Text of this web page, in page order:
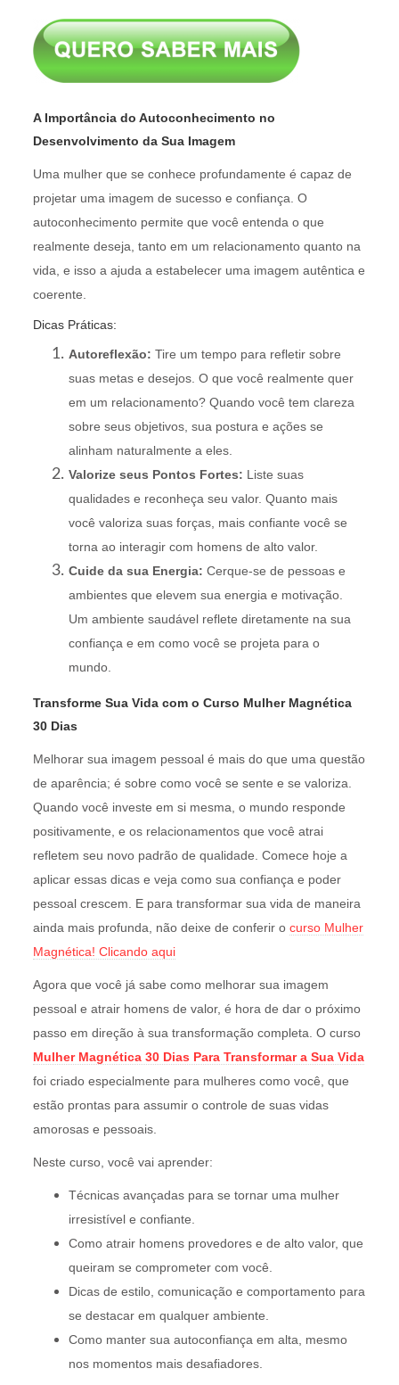
A Importância do Autoconhecimento no
Desenvolvimento da Sua Imagem
Uma mulher que se conhece profundamente é capaz de
projetar uma imagem de sucesso e confiança. O
autoconhecimento permite que você entenda o que
realmente deseja, tanto em um relacionamento quanto na
vida, e isso a ajuda a estabelecer uma imagem autêntica e
coerente.
Dicas Práticas:
Autoreflexão: Tire um tempo para refletir sobre
suas metas e desejos. O que você realmente quer
em um relacionamento? Quando você tem clareza
sobre seus objetivos, sua postura e ações se
alinham naturalmente a eles.
Valorize seus Pontos Fortes: Liste suas
qualidades e reconheça seu valor. Quanto mais
você valoriza suas forças, mais confiante você se
torna ao interagir com homens de alto valor.
Cuide da sua Energia: Cerque-se de pessoas e
ambientes que elevem sua energia e motivação.
Um ambiente saudável reflete diretamente na sua
confiança e em como você se projeta para o
mundo.
Transforme Sua Vida com o Curso Mulher Magnética
30 Dias
Melhorar sua imagem pessoal é mais do que uma questão
de aparência; é sobre como você se sente e se valoriza.
Quando você investe em si mesma, o mundo responde
positivamente, e os relacionamentos que você atrai
refletem seu novo padrão de qualidade. Comece hoje a
aplicar essas dicas e veja como sua confiança e poder
pessoal crescem. E para transformar sua vida de maneira
ainda mais profunda, não deixe de conferir ocurso Mulher
Magnética! Clicando aqui
Agora que você já sabe como melhorar sua imagem
pessoal e atrair homens de valor, é hora de dar o próximo
passo em direção à sua transformação completa. O curso
Mulher Magnética 30 Dias Para Transformar a Sua Vida
foi criado especialmente para mulheres como você, que
estão prontas para assumir o controle de suas vidas
amorosas e pessoais.
Neste curso, você vai aprender:
Técnicas avançadas para se tornar uma mulher
irresistível e confiante.
Como atrair homens provedores e de alto valor, que
queiram se comprometer com você.
Dicas de estilo, comunicação e comportamento para
se destacar em qualquer ambiente.
Como manter sua autoconfiança em alta, mesmo
nos momentos mais desafiadores.